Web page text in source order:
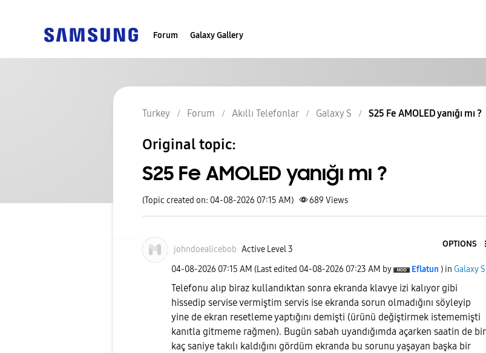
Forum Galaxy Gallery
Turkey Forum Akıllı Telefonlar Galaxy S S25 Fe AMOLED yanığı mı ?
Original topic:
S25 Fe AMOLED yanığı mı ?
(Topic created on: 04-08-2026 07:15 AM) 689 Views
johndoealicebob Active Level 3
OPTIONS
‎04-08-2026 07:15 AM (Last edited ‎04-08-2026 07:23 AM by Eflatun ) in Galaxy S
Telefonu alıp biraz kullandıktan sonra ekranda klavye izi kalıyor gibi
hissedip servise vermiştim servis ise ekranda sorun olmadığını söyleyip
yine de ekran resetleme yaptığını demişti (ürünü değiştirmek istememişti
kanıtla gitmeme rağmen). Bugün sabah uyandığımda açarken saatin de bir
kaç saniye takılı kaldığını gördüm ekranda bu sorunu yaşayan başka bir